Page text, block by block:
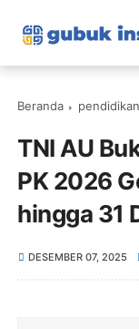
Beranda pendidikan
TNI AU
PK 2026
hingga 31
DESEMBER 07, 2025